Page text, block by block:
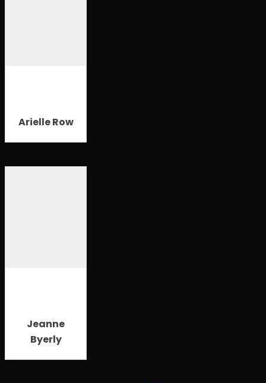
Arielle Row
Jeanne
Byerly